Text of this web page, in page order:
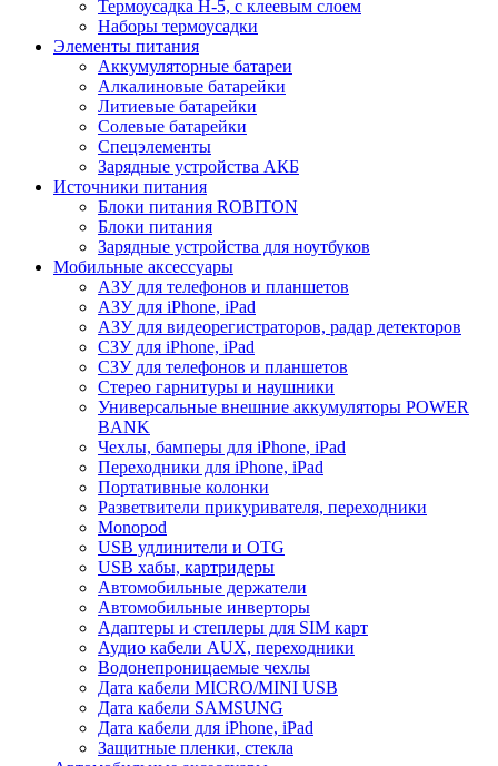
Термоусадка H-5, с клеевым слоем
Наборы термоусадки
Элементы питания
Аккумуляторные батареи
Алкалиновые батарейки
Литиевые батарейки
Солевые батарейки
Спецэлементы
Зарядные устройства АКБ
Источники питания
Блоки питания ROBITON
Блоки питания
Зарядные устройства для ноутбуков
Мобильные аксессуары
АЗУ для телефонов и планшетов
АЗУ для iPhone, iPad
АЗУ для видеорегистраторов, радар детекторов
СЗУ для iPhone, iPad
СЗУ для телефонов и планшетов
Стерео гарнитуры и наушники
Универсальные внешние аккумуляторы POWER
BANK
Чехлы, бамперы для iPhone, iPad
Переходники для iPhone, iPad
Портативные колонки
Разветвители прикуривателя, переходники
Monopod
USB удлинители и OTG
USB хабы, картридеры
Автомобильные держатели
Автомобильные инверторы
Адаптеры и степлеры для SIM карт
Аудио кабели AUX, переходники
Водонепроницаемые чехлы
Дата кабели MICRO/MINI USB
Дата кабели SAMSUNG
Дата кабели для iPhone, iPad
Защитные пленки, стекла